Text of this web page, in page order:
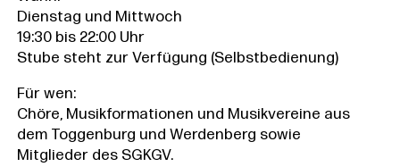
Dienstag und Mittwoch
19:30 bis 22:00 Uhr
Stube steht zur Verfügung (Selbstbedienung)
Für wen:
Chöre, Musikformationen und Musikvereine aus
dem Toggenburg und Werdenberg sowie
Mitglieder des SGKGV.